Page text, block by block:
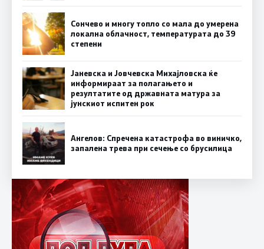
Сончево и многу топло со мала до умерена
локална облачност, температурата до 39
степени
Јаневска и Јовчевска Михајловска ќе
информираат за полагањето и
резултатите од државната матура за
јунскиот испитен рок
Ангелов: Спречена катастрофа во виничко,
запалена трева при сечење со брусилица